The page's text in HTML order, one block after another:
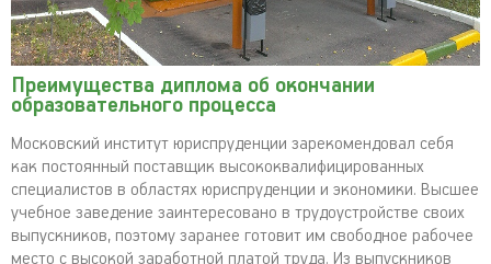
Преимущества диплома об окончании
образовательного процесса
Московский институт юриспруденции зарекомендовал себя
как постоянный поставщик высококвалифицированных
специалистов в областях юриспруденции и экономики. Высшее
учебное заведение заинтересовано в трудоустройстве своих
выпускников, поэтому заранее готовит им свободное рабочее
место с высокой заработной платой труда. Из выпускников